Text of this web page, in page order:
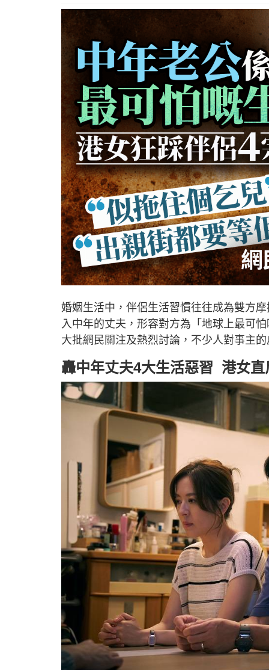
婚姻生活中，伴侶生活習慣往往成為雙方
入中年的丈夫，形容對方為「地球上最可
大批網民關注及熱烈討論，不少人對事主
轟中年丈夫4大生活惡習 港女